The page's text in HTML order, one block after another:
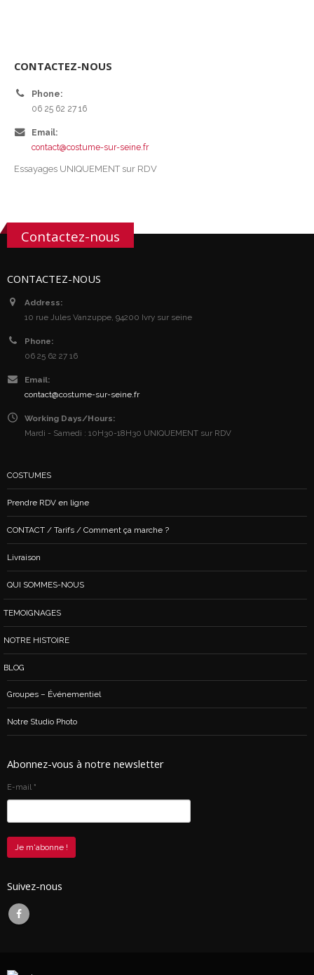
CONTACTEZ-NOUS
Phone:
06 25 62 27 16
Email:
contact@costume-sur-seine.fr
Essayages UNIQUEMENT sur RDV
Contactez-nous
CONTACTEZ-NOUS
Address:
10 rue Jules Vanzuppe, 94200 Ivry sur seine
Phone:
06 25 62 27 16
Email:
contact@costume-sur-seine.fr
Working Days/Hours:
Mardi - Samedi : 10H30-18H30 UNIQUEMENT sur RDV
COSTUMES
Prendre RDV en ligne
CONTACT / Tarifs / Comment ça marche ?
Livraison
QUI SOMMES-NOUS
TEMOIGNAGES
NOTRE HISTOIRE
BLOG
Groupes – Événementiel
Notre Studio Photo
Abonnez-vous à notre newsletter
E-mail *
Suivez-nous